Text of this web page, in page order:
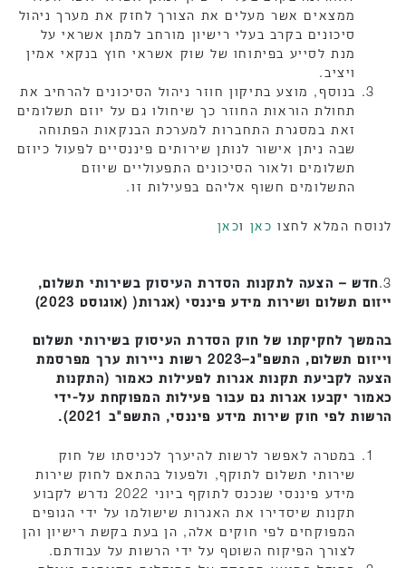
ממצאים אשר מעלים את הצורך לחזק את מערך ניהול
סיכונים בקרב בעלי רישיון מורחב למתן אשראי על
מנת לסייע בפיתוחו של שוק אשראי חוץ בנקאי אמין
ויציב.
בנוסף, מוצע בתיקון חוזר ניהול הסיכונים להרחיב את
תחולת הוראות החוזר כך שיחולו גם על יוזם תשלומים
זאת במסגרת התחברות למערכת הבנקאות הפתוחה
שבה ניתן אישור לנותן שירותים פיננסיים לפעול כיוזם
תשלומים ולאור הסיכונים התפעוליים שיוזם
התשלומים חשוף אליהם בפעילות זו.
לנוסח המלא לחצו כאן וכאן
3. חדש – הצעה לתקנות הסדרת העיסוק בשירותי תשלום,
ייזום תשלום ושירות מידע פיננסי (אגרות( (אוגוסט 2023)
בהמשך לחקיקתו של חוק הסדרת העיסוק בשירותי תשלום
וייזום תשלום, התשפ"ג–2023 רשות ניירות ערך מפרסמת
הצעה לקביעת תקנות אגרות לפעילות כאמור (התקנות
כאמור יקבעו אגרות גם עבור פעילות המפוקחת על-ידי
הרשות לפי חוק שירות מידע פיננסי, התשפ"ב 2021).
במטרה לאפשר לרשות להיערך לכניסתו של חוק
שירותי תשלום לתוקף, ולפעול בהתאם לחוק שירות
מידע פיננסי שנכנס לתוקף ביוני 2022 נדרש לקבוע
תקנות שיסדירו את האגרות שישולמו על ידי הגופים
המפוקחים לפי חוקים אלה, הן בעת בקשת רישיון והן
לצורך הפיקוח השוטף על ידי הרשות על עבודתם.